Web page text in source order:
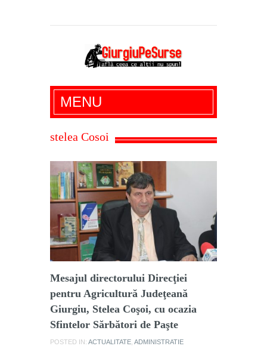
Giurgiu Pe Surse – actualitate giurgiu,
administratie giurgiu, stiri politice, social
economic, editoriale giurgiu, dezvaluiri,
MENU
stelea Cosoi
Mesajul directorului Direcţiei
pentru Agricultură Judeţeană
Giurgiu, Stelea Coşoi, cu ocazia
Sfintelor Sărbători de Paşte
POSTED IN: ACTUALITATE ADMINISTRATIE